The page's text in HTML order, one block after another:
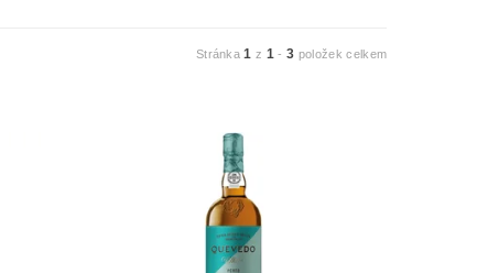
Stránka1 z 1 -3 položek celkem